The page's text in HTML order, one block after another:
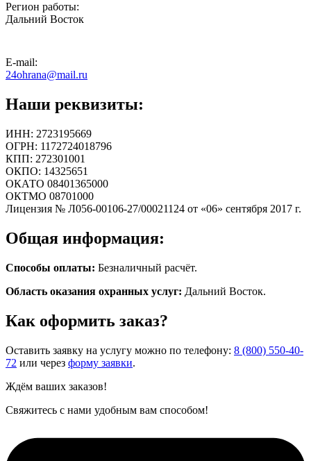
Регион работы:
Дальний Восток
E-mail:
24ohrana@mail.ru
Наши реквизиты:
ИНН: 2723195669
ОГРН: 1172724018796
КПП: 272301001
ОКПО: 14325651
ОКАТО 08401365000
ОКТМО 08701000
Лицензия № Л056-00106-27/00021124 от «06» сентября 2017 г.
Общая информация:
Способы оплаты: Безналичный расчёт.
Область оказания охранных услуг: Дальний Восток.
Как оформить заказ?
Оставить заявку на услугу можно по телефону: 8 (800) 550-40-
72 или через форму заявки.
Ждём ваших заказов!
Свяжитесь с нами удобным вам способом!